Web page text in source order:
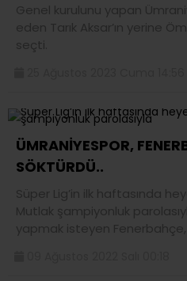
Genel kurulunu yapan
eden Tarık Aksar’ın yerine
seçti.
ÜMRANİYESPOR,
SÖKTÜRDÜ..
Süper Lig’in ilk haftasında
Mutlak şampiyonluk
yapmak isteyen Fenerbahçe,